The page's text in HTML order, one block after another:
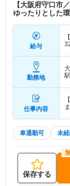
【大阪府守口市
ゆったりとした
給与
勤務地
仕事内容
車通勤可 未
保存する